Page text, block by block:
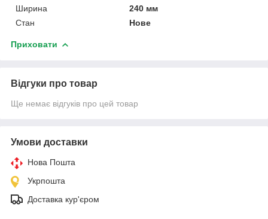
Ширина
240 мм
Стан
Нове
Приховати
Відгуки про товар
Ще немає відгуків про цей товар
Умови доставки
Нова Пошта
Укрпошта
Доставка кур'єром